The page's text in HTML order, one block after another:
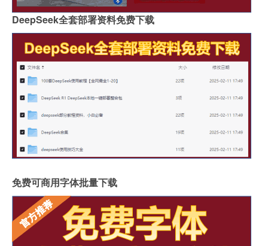
DeepSeek全套部署资料免费下载
免费可商用字体批量下载